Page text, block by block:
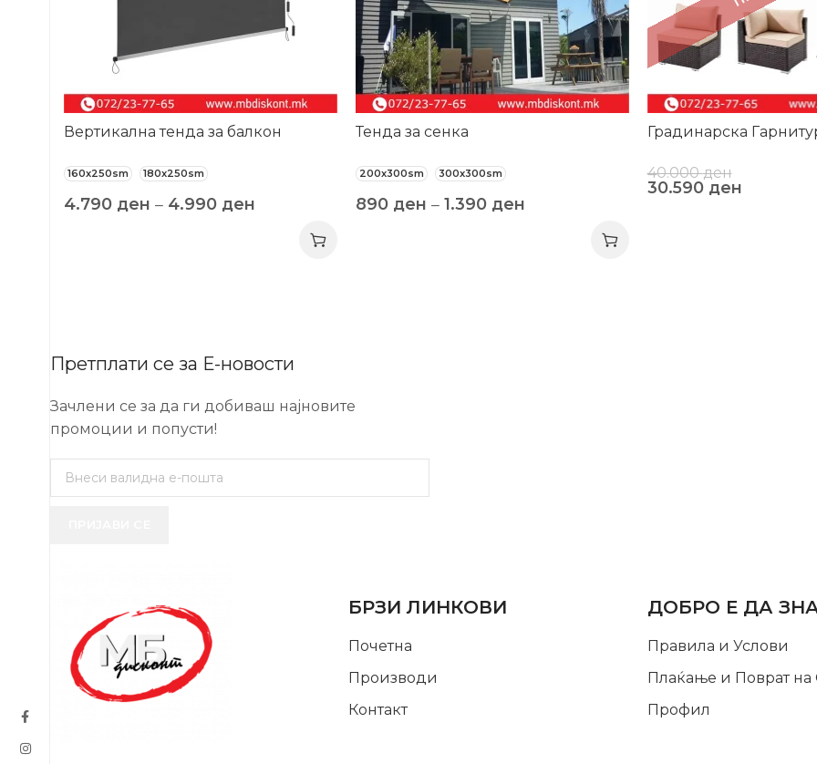
Вертикална тенда за балкон
160x250sm 180x250sm
4.790 ден – 4.990 ден
Тенда за сенка
200x300sm 300x300sm
890 ден – 1.390 ден
Градинарска
40.000ден
30.590 ден
Претплати се за Е-новости
Зачлени се за да ги добиваш најновите
промоции и попусти!
БРЗИ ЛИНКОВИ
Почетна
Производи
Контакт
ДОБРО Е ДА
Правила и Услови
Плаќање и Поврат на
Профил